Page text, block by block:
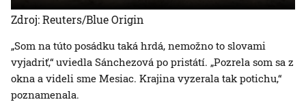
Zdroj: Reuters/Blue Origin
„Som na túto posádku taká hrdá, nemožno to slovami
vyjadriť,“ uviedla Sánchezová po pristátí. „Pozrela som sa z
okna a videli sme Mesiac. Krajina vyzerala tak potichu,“
poznamenala.